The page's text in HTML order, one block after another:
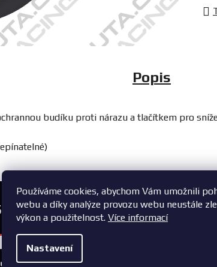
Používáme cookies, abychom Vám umožnili
webu a díky analýze provozu webu neustále
výkon a použitelnost. Více informací
Nastavení
Popis
budíku proti nárazu a tlačítkem pro
+420
. Všechna práva vyhrazena.